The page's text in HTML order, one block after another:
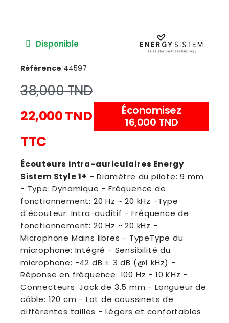
Disponible
Référence 44597
38,000 TND
22,000 TND
Économisez
16,000 TND
TTC
Écouteurs intra-auriculaires Energy
Sistem Style 1+ - Diamètre du pilote: 9 mm
- Type: Dynamique - Fréquence de
fonctionnement: 20 Hz ~ 20 kHz -Type
d'écouteur: Intra-auditif - Fréquence de
fonctionnement: 20 Hz ~ 20 kHz -
Microphone Mains libres - TypeType du
microphone: Intégré - Sensibilité du
microphone: -42 dB ± 3 dB (@1 kHz) -
Réponse en fréquence: 100 Hz - 10 KHz -
Connecteurs: Jack de 3.5 mm - Longueur de
câble: 120 cm - Lot de coussinets de
différentes tailles - Légers et confortables